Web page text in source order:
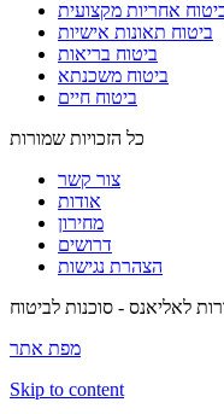
אחריות מקצועית
ביטוח תאונות אישיות
ביטוח בריאות
ביטוח משכנתא
ביטוח חיים
כל הזכויות שמורות
צור קשר
אודות
מחירון
דרושים
הצהרת נגישות
מפת אתר
Skip to content